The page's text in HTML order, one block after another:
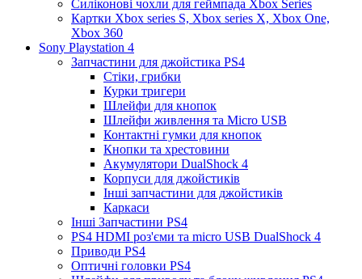
Силіконові чохли для геймпада Xbox Series
Картки Xbox series S, Xbox series X, Xbox One,
Xbox 360
Sony Playstation 4
Запчастини для джойстика PS4
Стіки, грибки
Курки тригери
Шлейфи для кнопок
Шлейфи живлення та Micro USB
Контактні гумки для кнопок
Кнопки та хрестовини
Акумулятори DualShock 4
Корпуси для джойстиків
Інші запчастини для джойстиків
Каркаси
Інші Запчастини PS4
PS4 HDMI роз'єми та micro USB DualShock 4
Приводи PS4
Оптичні головки PS4